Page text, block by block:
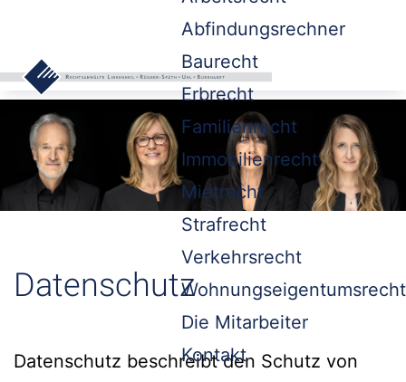
Abfindungsrechner
Baurecht
Erbrecht
Familienrecht
Immobilienrecht
Mietrecht
Strafrecht
Verkehrsrecht
Wohnungseigentumsrecht
Die Mitarbeiter
Kontakt
Datenschutz
Datenschutz beschreibt den Schutz von